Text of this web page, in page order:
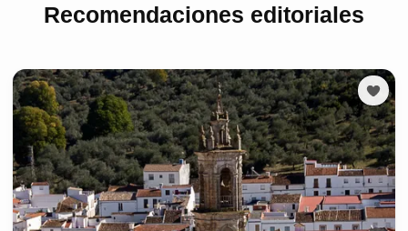
Recomendaciones editoriales